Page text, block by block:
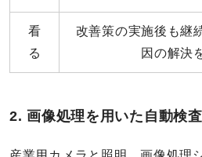
看
る
改善策の実施後も継
因の解決
2. 画像処理を用いた自動検査